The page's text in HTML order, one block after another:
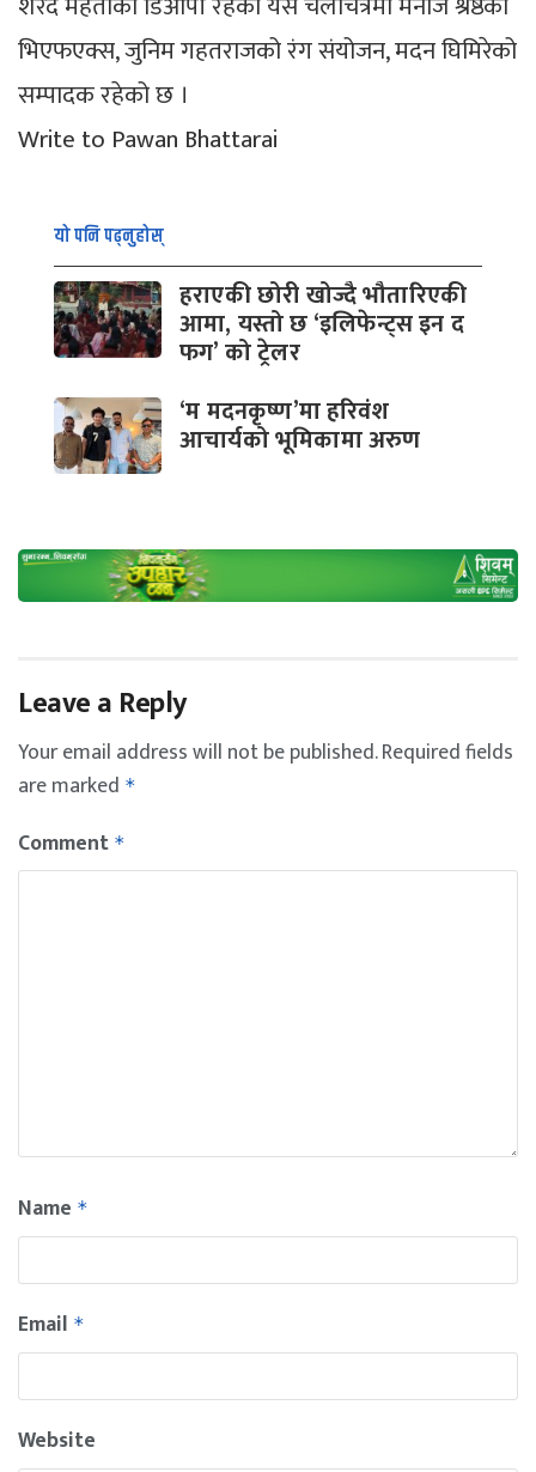
भिएफएक्स, जुनिम गहतराजको रंग संयोजन, मदन घिमिरेको
सम्पादक रहेको छ ।
Write to Pawan Bhattarai
यो पनि पढ्नुहोस्
हराएकी छोरी खोज्दै भौतारिएकी
आमा, यस्तो छ ‘इलिफेन्ट्स इन द
फग’ को ट्रेलर
‘म मदनकृष्ण’मा हरिवंश
आचार्यको भूमिकामा अरुण
Leave a Reply
Your email address will not be published.Required fields
are marked *
Comment *
Name *
Email *
Website